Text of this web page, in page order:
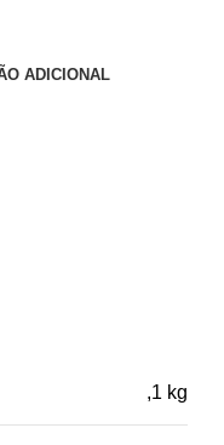
ADICIONAL
,1 kg